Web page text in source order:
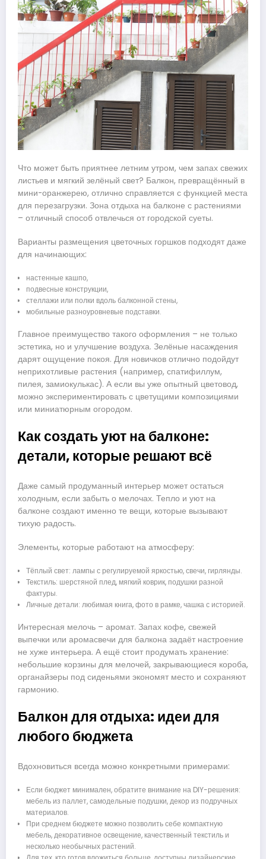
Что может быть приятнее летним утром, чем запах свежих
листьев и мягкий зелёный свет? Балкон, превращённый в
мини-оранжерею, отлично справляется с функцией места
для перезагрузки. Зона отдыха на балконе с растениями
– отличный способ отвлечься от городской суеты.
Варианты размещения цветочных горшков подходят даже
для начинающих:
настенные кашпо,
подвесные конструкции,
стеллажи или полки вдоль балконной стены,
мобильные разноуровневые подставки.
Главное преимущество такого оформления – не только
эстетика, но и улучшение воздуха. Зелёные насаждения
дарят ощущение покоя. Для новичков отлично подойдут
неприхотливые растения (например, спатифиллум,
пилея, замиокулькас). А если вы уже опытный цветовод,
можно экспериментировать с цветущими композициями
или миниатюрным огородом.
Как создать уют на балконе:
детали, которые решают всё
Даже самый продуманный интерьер может остаться
холодным, если забыть о мелочах. Тепло и уют на
балконе создают именно те вещи, которые вызывают
тихую радость.
Элементы, которые работают на атмосферу:
Тёплый свет: лампы с регулируемой яркостью, свечи, гирлянды.
Текстиль: шерстяной плед, мягкий коврик, подушки разной
фактуры.
Личные детали: любимая книга, фото в рамке, чашка с историей.
Интересная мелочь – аромат. Запах кофе, свежей
выпечки или аромасвечи для балкона задаёт настроение
не хуже интерьера. А ещё стоит продумать хранение:
небольшие корзины для мелочей, закрывающиеся короба,
органайзеры под сиденьями экономят место и сохраняют
гармонию.
Балкон для отдыха: идеи для
любого бюджета
Вдохновиться всегда можно конкретными примерами:
Если бюджет минимален, обратите внимание на DIY-решения:
мебель из паллет, самодельные подушки, декор из подручных
материалов.
При среднем бюджете можно позволить себе компактную
мебель, декоративное освещение, качественный текстиль и
несколько необычных растений.